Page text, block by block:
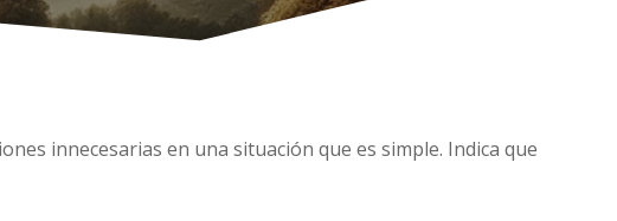
innecesarias en una situación que es simple. Indica que